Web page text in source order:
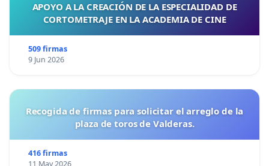
APOYO A LA CREACIÓN DE LA ESPECIALIDAD DE
CORTOMETRAJE EN LA ACADEMIA DE CINE
509 firmas
9 Jun 2026
Recogida de firmas para solicitar el arreglo de la
plaza de toros de Valderas.
416 firmas